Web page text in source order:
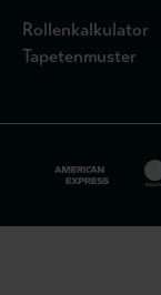
Rollenkalkulator
Tapetenmuster